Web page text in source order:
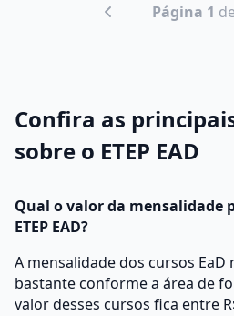
Página 1
Confira as
sobre o ETEP EAD
Qual o valor da mensalidade
ETEP EAD?
A mensalidade dos cursos EaD
bastante conforme a área de
valor desses cursos fica entre